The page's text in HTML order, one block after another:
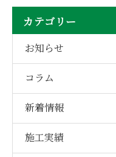
カテゴリー
お知らせ
コラム
新着情報
施工実績